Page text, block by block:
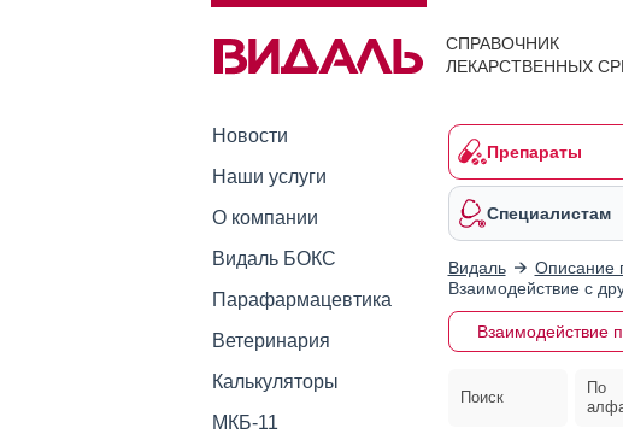
СПРАВОЧНИК
ЛЕКАРСТВЕННЫХ
Новости
Наши услуги
О компании
Видаль БОКС
Парафармацевтика
Ветеринария
Калькуляторы
МКБ-11
Препараты
Специалистам
Видаль Описание
Взаимодействие с
Взаимодействие
Поиск
По